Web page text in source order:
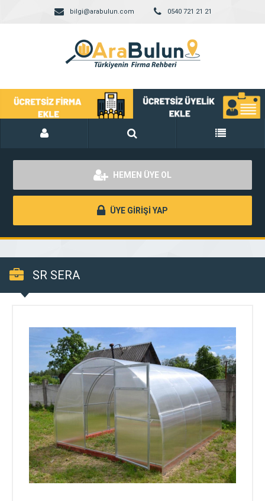
bilgi@arabulun.com 0540 721 21 21
HEMEN ÜYE OL
ÜYE GİRİŞİ YAP
SR SERA